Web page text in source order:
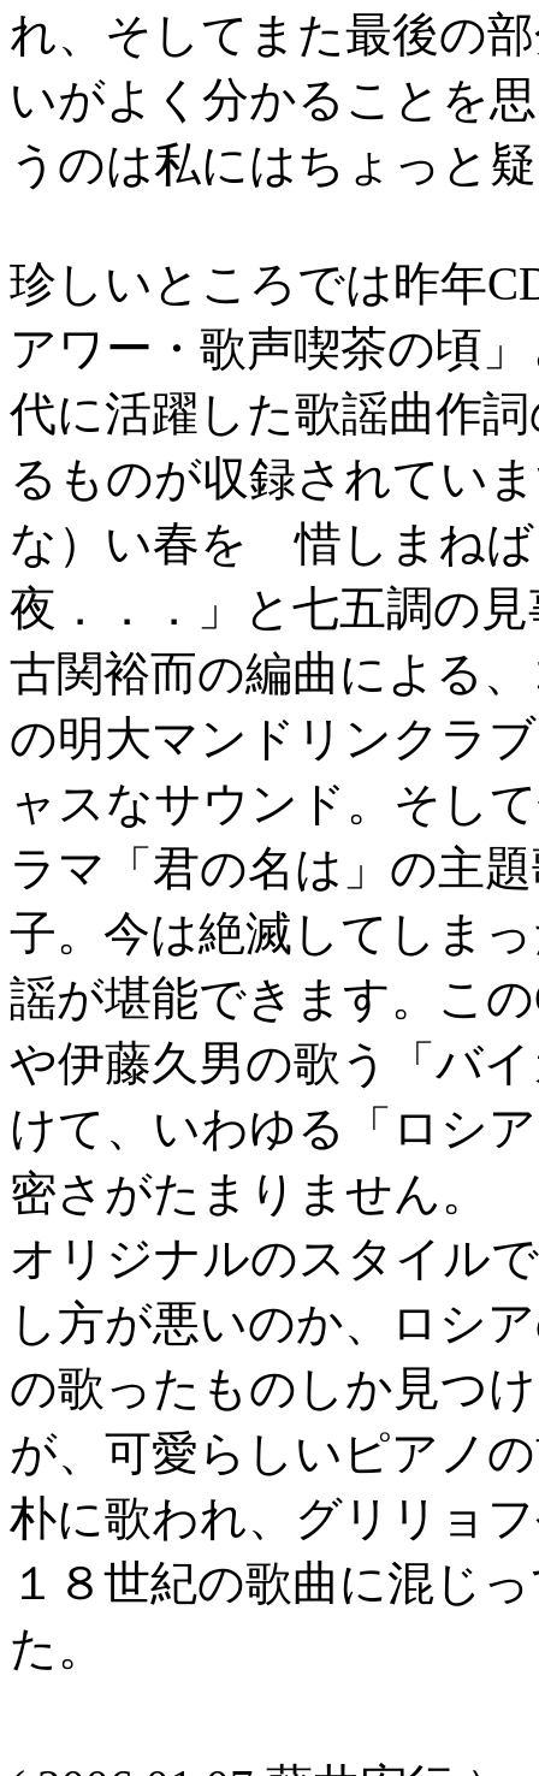
れ、そしてまた最後の
いがよく分かることを
うのは私にはちょっと
珍しいところでは昨年
アワー・歌声喫茶の頃
代に活躍した歌謡曲作
るものが収録されてい
な）い春を 惜しまね
夜．．．」と七五調の
古関裕而の編曲による
の明大マンドリンクラ
ャスなサウンド。そし
ラマ「君の名は」の主
子。今は絶滅してしま
謡が堪能できます。こ
や伊藤久男の歌う「バ
けて、いわゆる「ロシ
密さがたまりません。
オリジナルのスタイル
し方が悪いのか、ロシ
の歌ったものしか見つ
が、可愛らしいピアノ
朴に歌われ、グリリョ
１８世紀の歌曲に混じ
た。